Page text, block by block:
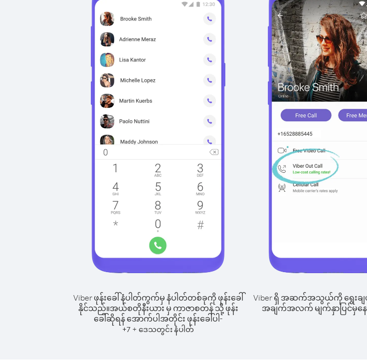
Viber ဖုန်းခေါ်နံပါတ်ကွက်မှ နံပါတ်တစ်ခုကို ဖုန်းခေါ်
နိုင်သည်။အယ်စတိုနီးယား မှ ကာဇာစတန် သို့ ဖုန်း
ခေါ်ဆိုရန် အောက်ပါအတိုင်း ဖုန်းခေါ်ပါ-
+7 + ဒေသတွင်း နံပါတ်
Viber ရှိ အဆက်အသွယ်ကို ရွေးချ
အချက်အလက် မျက်နှာပြင်မှနေ၍